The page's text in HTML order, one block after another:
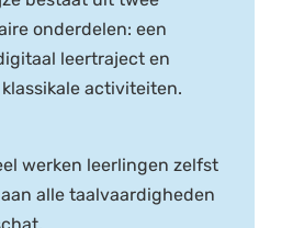
onderdelen: een
leertraject en
activiteiten.
werken leerlingen zelfst
alle taalvaardigheden